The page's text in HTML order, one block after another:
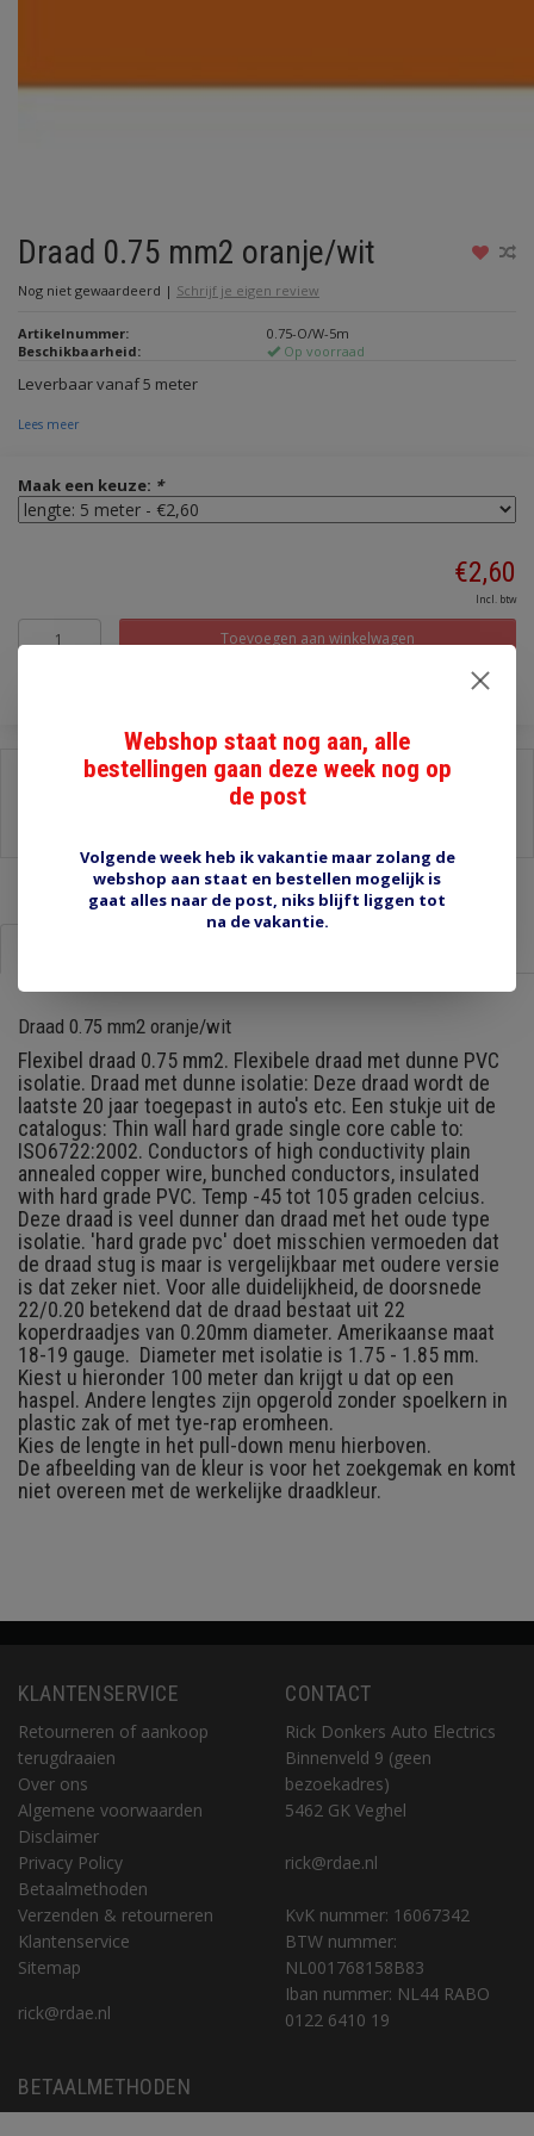
Draad 0.75 mm2 oranje/wit
Nog niet gewaardeerd | Schrijf je eigen review
Artikelnummer:
0.75-O/W-5m
Beschikbaarheid:
Op voorraad
Leverbaar vanaf 5 meter
Lees meer
Maak een keuze: *
€2,60
Incl. btw
Toevoegen aan winkelwagen
Draad 0.75 mm2 oranje/wit
Flexibel draad 0.75 mm2. Flexibele draad met dunne PVC
isolatie. Draad met dunne isolatie: Deze draad wordt de
laatste 20 jaar toegepast in auto's etc. Een stukje uit de
catalogus: Thin wall hard grade single core cable to:
ISO6722:2002. Conductors of high conductivity plain
annealed copper wire, bunched conductors, insulated
with hard grade PVC. Temp -45 tot 105 graden celcius.
Deze draad is veel dunner dan draad met het oude type
isolatie. 'hard grade pvc' doet misschien vermoeden dat
de draad stug is maar is vergelijkbaar met oudere versie
is dat zeker niet. Voor alle duidelijkheid, de doorsnede
22/0.20 betekend dat de draad bestaat uit 22
koperdraadjes van 0.20mm diameter. Amerikaanse maat
18-19 gauge. Diameter met isolatie is 1.75 - 1.85 mm.
Kiest u hieronder 100 meter dan krijgt u dat op een
haspel. Andere lengtes zijn opgerold zonder spoelkern in
plastic zak of met tye-rap eromheen.
Kies de lengte in het pull-down menu hierboven.
De afbeelding van de kleur is voor het zoekgemak en komt
niet overeen met de werkelijke draadkleur.
KLANTENSERVICE
Retourneren of aankoop
terugdraaien
Over ons
Algemene voorwaarden
Disclaimer
Privacy Policy
Betaalmethoden
Verzenden & retourneren
Klantenservice
Sitemap
rick@rdae.nl
CONTACT
Rick Donkers Auto Electrics
Binnenveld 9 (geen
bezoekadres)
5462 GK Veghel
rick@rdae.nl
KvK nummer: 16067342
BTW nummer:
NL001768158B83
Iban nummer: NL44 RABO
0122 6410 19
BETAALMETHODEN
Webshop staat nog aan, alle
bestellingen gaan deze week nog op
de post
Volgende week heb ik vakantie maar zolang de
webshop aan staat en bestellen mogelijk is
gaat alles naar de post, niks blijft liggen tot
na de vakantie.